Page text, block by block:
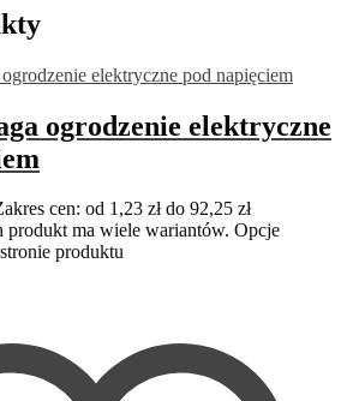
ogrodzenie elektryczne
cen: od 1,23 zł do 92,25 zł
produkt ma wiele wariantów. Opcje
produktu